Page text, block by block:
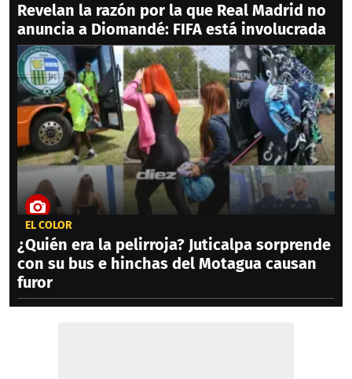
Revelan la razón por la que Real Madrid no
anuncia a Diomandé: FIFA está involucrada
EL COLOR
¿Quién era la pelirroja? Juticalpa sorprende
con su bus e hinchas del Motagua causan
furor